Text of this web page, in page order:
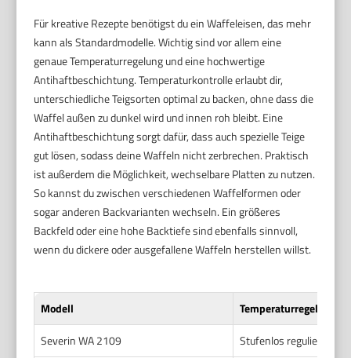
Für kreative Rezepte benötigst du ein Waffeleisen, das mehr
kann als Standardmodelle. Wichtig sind vor allem eine
genaue Temperaturregelung und eine hochwertige
Antihaftbeschichtung. Temperaturkontrolle erlaubt dir,
unterschiedliche Teigsorten optimal zu backen, ohne dass die
Waffel außen zu dunkel wird und innen roh bleibt. Eine
Antihaftbeschichtung sorgt dafür, dass auch spezielle Teige
gut lösen, sodass deine Waffeln nicht zerbrechen. Praktisch
ist außerdem die Möglichkeit, wechselbare Platten zu nutzen.
So kannst du zwischen verschiedenen Waffelformen oder
sogar anderen Backvarianten wechseln. Ein größeres
Backfeld oder eine hohe Backtiefe sind ebenfalls sinnvoll,
wenn du dickere oder ausgefallene Waffeln herstellen willst.
Modell Temperaturregelung
Severin WA 2109
Stufenlos regulierbar